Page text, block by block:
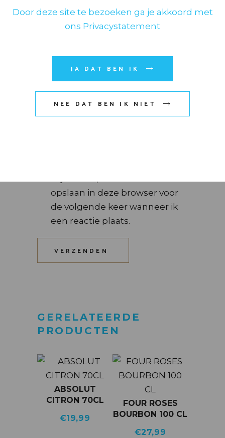
Door deze site te bezoeken ga je akkoord met
ons Privacystatement
JA DAT BEN IK
NEE DAT BEN IK NIET
opslaan in deze browser voor
de volgende keer wanneer ik
een reactie plaats.
VERZENDEN
GERELATEERDE
PRODUCTEN
ABSOLUT
CITRON 70CL
€19,99
FOUR ROSES
BOURBON 100 CL
€27,99